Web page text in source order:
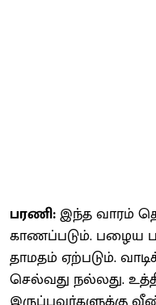
பரணி:இந்த வாரம்
காணப்படும். பழைய
தாமதம் ஏற்படும்.
செல்வது நல்லது.